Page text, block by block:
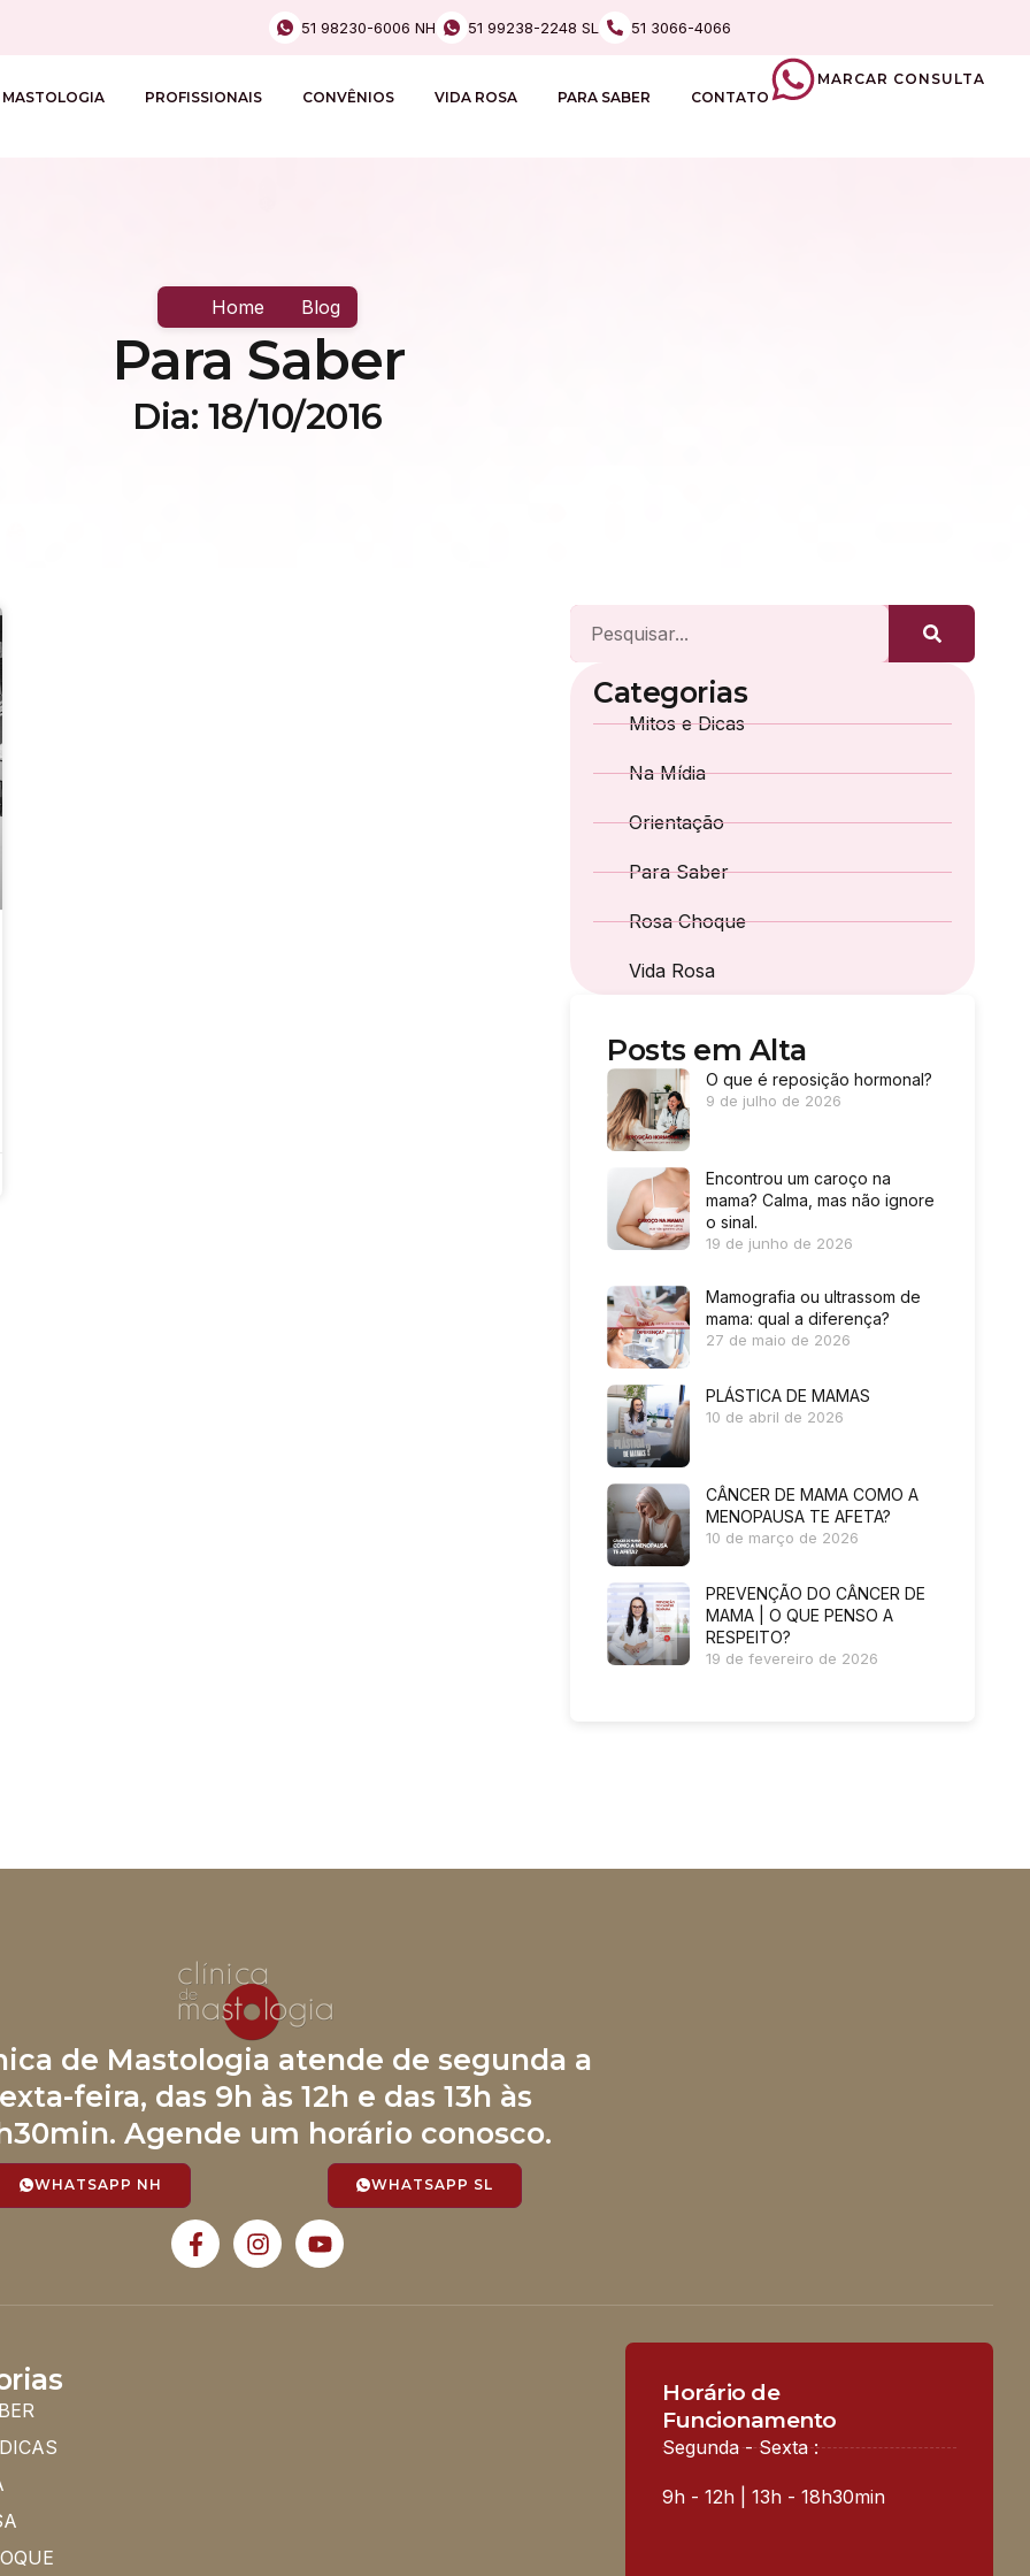
51 98230-6006 NH 51 99238-2248 SL 51 3066-4066
MASTOLOGIA PROFISSIONAIS CONVÊNIOS VIDA ROSA PARA SABER CONTATO
MARCAR CONSULTA
Home Blog
Para Saber
Dia: 18/10/2016
Categorias
Mitos e Dicas
Na Mídia
Orientação
Para Saber
Rosa Choque
Vida Rosa
Posts em Alta
O que é reposição hormonal?
9 de julho de 2026
Encontrou um caroço na
mama? Calma, mas não ignore
o sinal.
19 de junho de 2026
Mamografia ou ultrassom de
mama: qual a diferença?
27 de maio de 2026
PLÁSTICA DE MAMAS
10 de abril de 2026
CÂNCER DE MAMA COMO A
MENOPAUSA TE AFETA?
10 de março de 2026
PREVENÇÃO DO CÂNCER DE
MAMA | O QUE PENSO A
RESPEITO?
19 de fevereiro de 2026
de Mastologia atende de segunda a
feira, das 9h às 12h e das 13h às
Agende um horário conosco.
WHATSAPP NH WHATSAPP SL
Horário de
Funcionamento
Segunda - Sexta :
9h - 12h | 13h - 18h30min